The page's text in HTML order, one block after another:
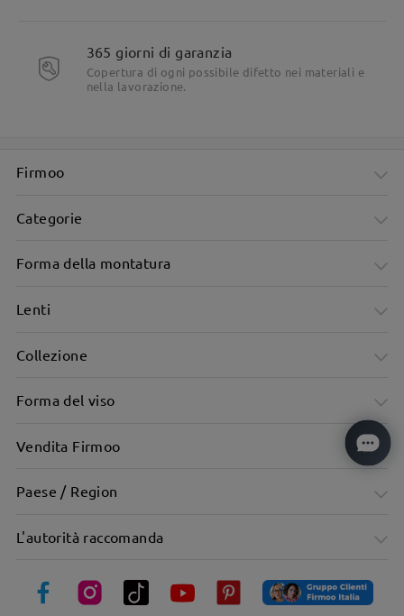
365 giorni di garanzia
Copertura di ogni possibile difetto nei materiali e
nella lavorazione.
Firmoo
Categorie
Forma della montatura
Lenti
Collezione
Forma del viso
Vendita Firmoo
Paese / Region
L'autorità raccomanda